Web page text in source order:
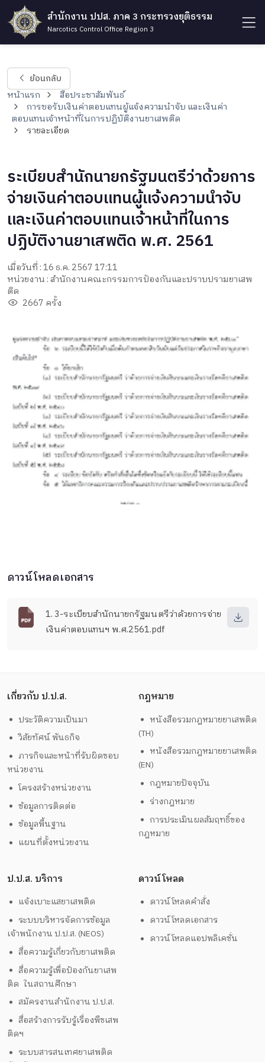
สำนักงาน ปปส. ภาค 3 กระทรวงยุติธรรม
Narcotics Control Office Region 3
ย้อนกลับ
หน้าแรก
สื่อประชาสัมพันธ์
การขอรับเงินค่าตอบแทนผู้แจ้งความนำจับ และเงินค่า
ตอบแทนเจ้าหน้าที่ในการปฏิบัติงานยาเสพติด
รายละเอียด
ระเบียบสำนักนายกรัฐมนตรีว่าด้วยการ
จ่ายเงินค่าตอบแทนผู้แจ้งความนำจับ
และเงินค่าตอบแทนเจ้าหน้าที่ในการ
ปฏิบัติงานยาเสพติด พ.ศ. 2561
เมื่อวันที่ : 16 ธ.ค. 2567 17:11
หน่วยงาน : สำนักงานคณะกรรมการป้องกันและปราบปรามยาเสพ
ติด
2667 ครั้ง
ดาวน์โหลดเอกสาร
1. 3-ระเบียบสำนักนายกรัฐมนตรีว่าด้วยการจ่าย
เงินค่าตอบแทนฯ พ.ศ.2561.pdf
เกี่ยวกับ ป.ป.ส.
ประวัติความเป็นมา
วิสัยทัศน์ พันธกิจ
ภารกิจและหน้าที่รับผิดชอบ
หน่วยงาน
โครงสร้างหน่วยงาน
ข้อมูลการติดต่อ
ข้อมูลพื้นฐาน
แผนที่ตั้งหน่วยงาน
กฎหมาย
หนังสือรวมกฎหมายยาเสพติด
(TH)
หนังสือรวมกฎหมายยาเสพติด
(EN)
กฎหมายปัจจุบัน
ร่างกฎหมาย
การประเมินผลสัมฤทธิ์ของ
กฎหมาย
ป.ป.ส. บริการ
แจ้งเบาะแสยาเสพติด
ระบบบริหารจัดการข้อมูล
เจ้าพนักงาน ป.ป.ส. (NEOS)
สื่อความรู้เกี่ยวกับยาเสพติด
สื่อความรู้เพื่อป้องกันยาเสพ
ติด ในสถานศึกษา
สมัครงานสำนักงาน ป.ป.ส.
สื่อสร้างการรับรู้เรื่องพืชเสพ
ติดฯ
ระบบสารสนเทศยาเสพติด
ดาวน์โหลด
ดาวน์โหลดคำสั่ง
ดาวน์โหลดเอกสาร
ดาวน์โหลดแอปพลิเคชั่น